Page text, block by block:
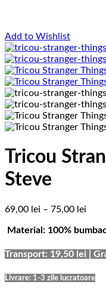
Add to Wishlist
Tricou
Steve
69,00 lei – 75,00 lei
până
Material: 100%
Transport: 19,50 lei |
Livrare: 1-3 zile lucratoare